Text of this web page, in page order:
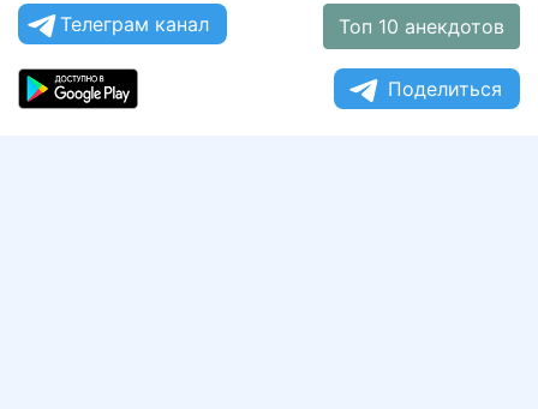
Телеграм канал Топ 10 анекдотов
Поделиться